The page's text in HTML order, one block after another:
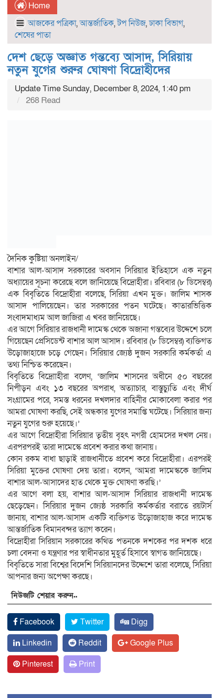
Home
আজকের পত্রিকা,আন্তর্জাতিক,টপ নিউজ,ঢাকা বিভাগ,
শেষের পাতা
দেশ ছেড়ে অজ্ঞাত গন্তব্যে আসাদ, সিরিয়ায়
নতুন যুগের শুরুর ঘোষণা বিদ্রোহীদের
Update Time Sunday, December 8, 2024, 1:40 pm
268 Read
দৈনিক কুষ্টিয়া অনলাইন/
বাশার আল-আসাদ সরকারের অবসান সিরিয়ার ইতিহাসে এক নতুন
অধ্যায়ের সূচনা করেছে বলে জানিয়েছে বিদ্রোহীরা। রবিবার (৮ ডিসেম্বর)
এক বিবৃতিতে বিদ্রোহীরা বলেছে, সিরিয়া এখন মুক্ত। জালিম শাসক
আসাদ পালিয়েছেন। তার সরকারের পতন ঘটেছে। কাতারভিত্তিক
সংবাদমাধ্যম আল জাজিরা এ খবর জানিয়েছে।
এর আগে সিরিয়ার রাজধানী দামেস্ক থেকে অজানা গন্তব্যের উদ্দেশে চলে
গিয়েছেন প্রেসিডেন্ট বাশার আল আসাদ। রবিবার (৮ ডিসেম্বর) ব্যক্তিগত
উড়োজাহাজে চড়ে গেছেন। সিরিয়ার জ্যেষ্ঠ দুজন সরকারি কর্মকর্তা এ
তথ্য নিশ্চিত করেছেন।
বিবৃতিতে বিদ্রোাহীরা বলেণ, ‘জালিম শাসনের অধীনে ৫০ বছরের
নিপীড়ন এবং ১৩ বছরের অপরাধ, অত্যাচার, বাস্তুচ্যুতি এবং দীর্ঘ
সংগ্রামের পরে, সমস্ত ধরনের দখলদার বাহিনীর মোকাবেলা করার পর
আমরা ঘোষণা করছি, সেই অন্ধকার যুগের সমাপ্তি ঘটেছে। সিরিয়ার জন্য
নতুন যুগের শুরু হয়েছে।’
এর আগে বিদ্রোহীরা সিরিয়ার তৃতীয় বৃহৎ নগরী হোমসের দখল নেয়।
এরপরপরই তারা দামেস্কে প্রবেশ করার কথা জানায়।
কোন রকম বাধা ছাড়াই রাজধানীতে প্রবেশ করে বিদ্রোহীরা। এরপরই
সিরিয়া মুক্তের ঘোষণা দেয় তারা। বলেন, ‘আমরা দামেস্ককে জালিম
বাশার আল-আসাদের হাত থেকে মুক্ত ঘোষণা করছি।’
এর আগে বলা হয়, বাশার আল-আসাদ সিরিয়ার রাজধানী দামেস্ক
ছেড়েছেন। সিরিয়ার দুজন জ্যেষ্ঠ সরকারি কর্মকর্তার বরাতে রয়টার্স
জানায়, বাশার আল-আসাদ একটি ব্যক্তিগত উড়োজাহাজ করে দামেস্ক
আন্তর্জাতিক বিমানবন্দর ত্যাগ করেন।
বিদ্রোহীরা সিরিয়ান সরকারের কথিত পতনকে দশকের পর দশক ধরে
চলা বেদনা ও যন্ত্রণার পর স্বাধীনতার মুহূর্ত হিসাবে স্বাগত জানিয়েছে।
বিবৃতিতে সারা বিশ্বের বিদেশি সিরিয়ানদের উদ্দেশে তারা বলেছে, সিরিয়া
আপনার জন্য অপেক্ষা করছে।
নিউজটি শেয়ার করুন..
Facebook Twitter
Digg
Linkedin
Reddit
Google Plus
Pinterest
Print